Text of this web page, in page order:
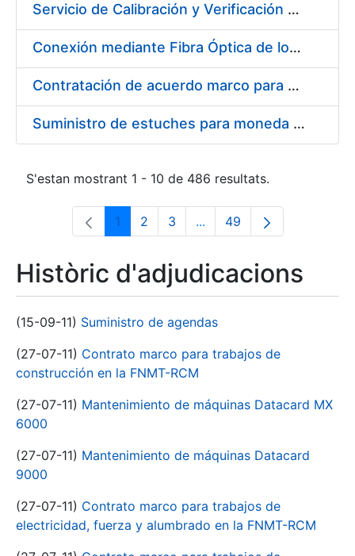
Servicio de Calibración y Verificación Externa de los Equipos de Medición del Servicio de Prevención de la FNMT-RCM
Conexión mediante Fibra Óptica de los Centros de Proceso de Datos (CPDs) de las sedes de la FNMT-RCM de Burgos y Madrid
Contratación de acuerdo marco para el Suministro de Material de Electricidad para la Fábrica Nacional de Moneda y Timbre-Real Casa de la Moneda en su centro de trabajo de Burgos
Suministro de estuches para moneda de 30 €
S'estan mostrant 1 - 10 de 486 resultats.
Pàgina
1 Pàgina
2 Pàgina
3 ...Pàgines intermèdies
Pàgina
49
Històric d'adjudicacions
(15-09-11) Suministro de agendas
(27-07-11) Contrato marco para trabajos de
construcción en la FNMT-RCM
(27-07-11) Mantenimiento de máquinas Datacard MX
6000
(27-07-11) Mantenimiento de máquinas Datacard
9000
(27-07-11) Contrato marco para trabajos de
electricidad, fuerza y alumbrado en la FNMT-RCM